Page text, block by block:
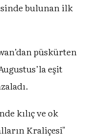
bulunan ilk
püskürten
eşit
kılıç ve ok
Kraliçesi"